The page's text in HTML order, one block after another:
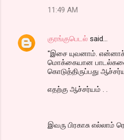
11:49 AM
குரங்குபெடல் said…
"இசை யுவனாம்.
மொக்கையான
கொடுத்திருப்பது
எதற்கு ஆச்சர்யம் . .
இவரு பிரகாசு எல்லாம்